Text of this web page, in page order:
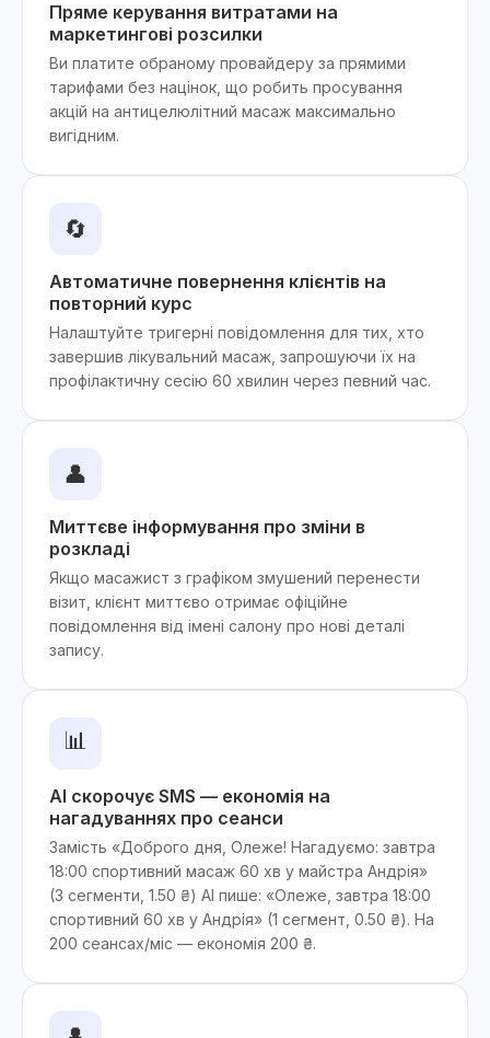
Пряме керування витратами на
маркетингові розсилки
Ви платите обраному провайдеру за прямими
тарифами без націнок, що робить просування
акцій на антицелюлітний масаж максимально
вигідним.
🔄
Автоматичне повернення клієнтів на
повторний курс
Налаштуйте тригерні повідомлення для тих, хто
завершив лікувальний масаж, запрошуючи їх на
профілактичну сесію 60 хвилин через певний час.
👤
Миттєве інформування про зміни в
розкладі
Якщо масажист з графіком змушений перенести
візит, клієнт миттєво отримає офіційне
повідомлення від імені салону про нові деталі
запису.
📊
AI скорочує SMS — економія на
нагадуваннях про сеанси
Замість «Доброго дня, Олеже! Нагадуємо: завтра
18:00 спортивний масаж 60 хв у майстра Андрія»
(3 сегменти, 1.50 ₴) AI пише: «Олеже, завтра 18:00
спортивний 60 хв у Андрія» (1 сегмент, 0.50 ₴). На
200 сеансах/міс — економія 200 ₴.